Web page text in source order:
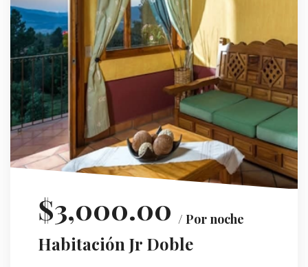
$3,000.00 / Por noche
Habitación Jr Doble